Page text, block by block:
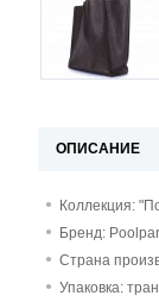
ОПИСАНИЕ
Коллекция:
Бренд:
Страна
Упаковка: